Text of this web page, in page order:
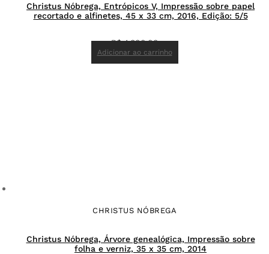
Christus Nóbrega, Entrópicos V, Impressão sobre papel
recortado e alfinetes, 45 x 33 cm, 2016, Edição: 5/5
R$4.800,00
Adicionar ao carrinho
CHRISTUS NÓBREGA
Christus Nóbrega, Árvore genealógica, Impressão sobre
folha e verniz, 35 x 35 cm, 2014